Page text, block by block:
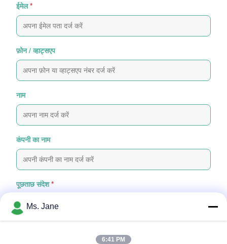
ईमेल *
फ़ोन / व्हाट्सएप
नाम
कंपनी का नाम
पूछताछ संदेश *
Ms. Jane
6:41 PM